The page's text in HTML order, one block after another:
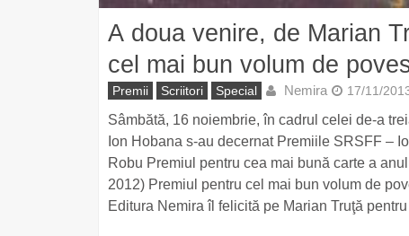
A doua venire, de Marian
cel mai bun volum de
Premii Scriitori Special Nemira 17/11/
Sâmbătă, 16 noiembrie, în cadrul celei de-a
Ion Hobana s-au decernat Premiile SRSFF –
Robu Premiul pentru cea mai bună carte a
2012) Premiul pentru cel mai bun volum de
Editura Nemira îl felicită pe Marian Truţă